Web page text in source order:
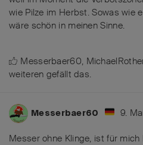
wie Pilze im Herbst. Sowas wie
wäre schön in meinen Sinne.
Messerbaer60,
weiteren gefällt das.
Messerbaer60 9.
Messer ohne Klinge, ist für mich